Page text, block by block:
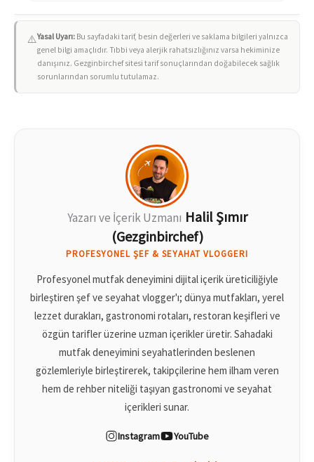
⚠️Yasal Uyarı: Bu sayfadaki tarif, besin değerleri ve saklama bilgileri yalnızca
genel bilgi amaçlıdır. Tıbbi veya alerjik rahatsızlığınız varsa hekiminize
danışınız. Gezginbirchef sitesi tarif sonuçlarından doğabilecek sağlık
sorunlarından sorumlu tutulamaz.
Yazarı ve İçerik Uzmanı Halil Şımır
(Gezginbirchef)
PROFESYONEL ŞEF & SEYAHAT VLOGGERI
Profesyonel mutfak deneyimini dijital içerik üreticiliğiyle
birleştiren şef ve seyahat vlogger'ı; dünya mutfakları, yerel
lezzet durakları, gastronomi rotaları, restoran keşifleri ve
özgün tarifler üzerine uzman içerikler üretir. Sahadaki
mutfak deneyimini seyahatlerinden beslenen
gözlemleriyle birleştirerek, takipçilerine hem ilham veren
hem de rehber niteliği taşıyan gastronomi ve seyahat
içerikleri sunar.
Instagram YouTube